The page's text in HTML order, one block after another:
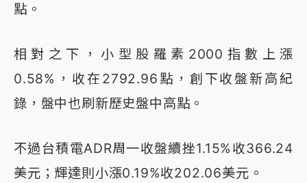
點。
相對之下，小型股羅素2000指數上漲
0.58%，收在2792.96點，創下收盤新高紀
錄，盤中也刷新歷史盤中高點。
不過台積電ADR周一收盤續挫1.15%收366.24
美元；輝達則小漲0.19%收202.06美元。